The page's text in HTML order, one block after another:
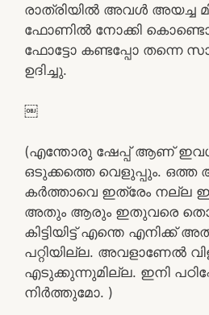
രാത്രിയിൽ അവൾ അയച്ച
ഫോണിൽ നോക്കി
ഫോട്ടോ കണ്ടപ്പോ തന്നെ
ഉദിച്ചു.
￼
(എന്തോരു ഷേപ്പ് ആണ്
ഒടുക്കത്തെ വെളുപ്പും. ഒത്ത
കർത്താവെ ഇത്രേം നല്ല
അതും ആരും ഇതുവരെ
കിട്ടിയിട്ട് എന്തെ
പറ്റിയില്ല. അവളാണേൽ
എടുക്കുന്നുമില്ല. ഇനി
നിർത്തുമോ. )